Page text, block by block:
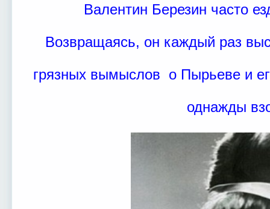
Валентин Березин часто
Возвращаясь, он каждый раз
грязных вымыслов о Пырьеве и
однажды